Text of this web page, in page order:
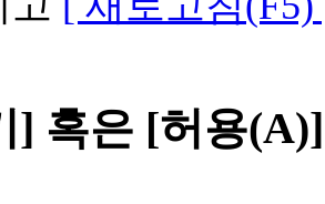
] 혹은 [허용